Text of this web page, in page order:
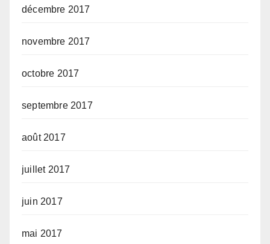
décembre 2017
novembre 2017
octobre 2017
septembre 2017
août 2017
juillet 2017
juin 2017
mai 2017